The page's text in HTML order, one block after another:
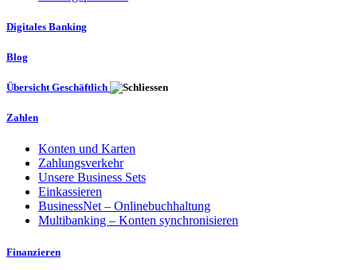
Digitales Banking
Blog
Übersicht Geschäftlich
Zahlen
Konten und Karten
Zahlungsverkehr
Unsere Business Sets
Einkassieren
BusinessNet – Onlinebuchhaltung
Multibanking – Konten synchronisieren
Finanzieren